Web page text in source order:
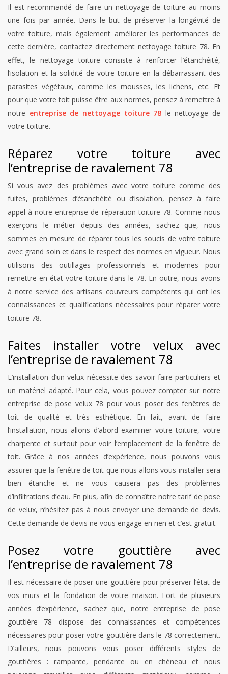
Il est recommandé de faire un nettoyage de toiture au moins
une fois par année. Dans le but de préserver la longévité de
votre toiture, mais également améliorer les performances de
cette dernière, contactez directement nettoyage toiture 78. En
effet, le nettoyage toiture consiste à renforcer l’étanchéité,
l’isolation et la solidité de votre toiture en la débarrassant des
parasites végétaux, comme les mousses, les lichens, etc. Et
pour que votre toit puisse être aux normes, pensez à remettre à
notre entreprise de nettoyage toiture 78 le nettoyage de
votre toiture.
Réparez votre toiture avec
l’entreprise de ravalement 78
Si vous avez des problèmes avec votre toiture comme des
fuites, problèmes d’étanchéité ou d’isolation, pensez à faire
appel à notre entreprise de réparation toiture 78. Comme nous
exerçons le métier depuis des années, sachez que, nous
sommes en mesure de réparer tous les soucis de votre toiture
avec grand soin et dans le respect des normes en vigueur. Nous
utilisons des outillages professionnels et modernes pour
remettre en état votre toiture dans le 78. En outre, nous avons
à notre service des artisans couvreurs compétents qui ont les
connaissances et qualifications nécessaires pour réparer votre
toiture 78.
Faites installer votre velux avec
l’entreprise de ravalement 78
L’installation d’un velux nécessite des savoir-faire particuliers et
un matériel adapté. Pour cela, vous pouvez compter sur notre
entreprise de pose velux 78 pour vous poser des fenêtres de
toit de qualité et très esthétique. En fait, avant de faire
l’installation, nous allons d’abord examiner votre toiture, votre
charpente et surtout pour voir l’emplacement de la fenêtre de
toit. Grâce à nos années d’expérience, nous pouvons vous
assurer que la fenêtre de toit que nous allons vous installer sera
bien étanche et ne vous causera pas des problèmes
d’infiltrations d’eau. En plus, afin de connaître notre tarif de pose
de velux, n’hésitez pas à nous envoyer une demande de devis.
Cette demande de devis ne vous engage en rien et c’est gratuit.
Posez votre gouttière avec
l’entreprise de ravalement 78
Il est nécessaire de poser une gouttière pour préserver l’état de
vos murs et la fondation de votre maison. Fort de plusieurs
années d’expérience, sachez que, notre entreprise de pose
gouttière 78 dispose des connaissances et compétences
nécessaires pour poser votre gouttière dans le 78 correctement.
D’ailleurs, nous pouvons vous poser différents styles de
gouttières : rampante, pendante ou en chéneau et nous